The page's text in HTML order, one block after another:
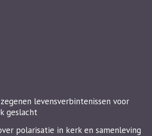
levensverbintenissen voor
geslacht
polarisatie in kerk en samenleving